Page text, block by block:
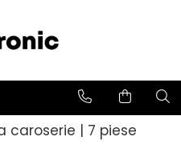
caroserie | 7 piese